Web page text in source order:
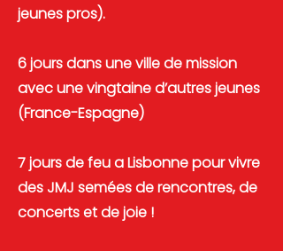
jeunes pros).
6 jours dans une ville de mission
avec une vingtaine d’autres jeunes
(France-Espagne)
7 jours de feu a Lisbonne pour vivre
des JMJ semées de rencontres, de
concerts et de joie !